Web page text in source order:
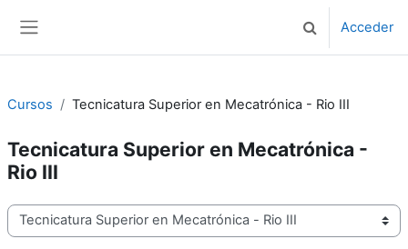
Selector de
Acceder
Cursos Tecnicatura Superior en Mecatrónica - Rio III
Tecnicatura Superior en Mecatrónica -
Rio III
Categorías